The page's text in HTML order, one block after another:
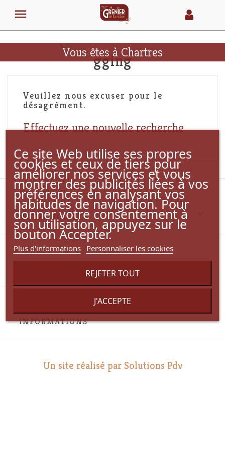

Ce site Web utilise ses propres
cookies et ceux de tiers pour
améliorer nos services et vous
montrer des publicités liées à vos
préférences en analysant vos
habitudes de navigation. Pour
donner votre consentement à
son utilisation, appuyez sur le
bouton Accepter.
Plus d'informations Personnaliser les cookies
REJETER TOUT
J'ACCEPTE
Vous êtes à Chartres
gging
Veuillez nous excuser pour le
désagrément.
Effectuez une nouvelle recherche
NOTRE SOCIÉTÉ
VOTRE COMPTE
INFORMATIONS
Un site réalisé par Solutions Pdv